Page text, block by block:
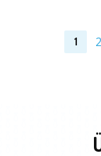
1 2